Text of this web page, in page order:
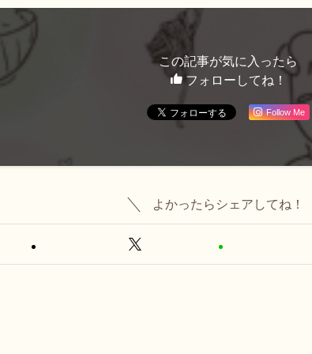
この記事が気に入ったら
フォローしてね！
Follow Me
よかったらシェアしてね！